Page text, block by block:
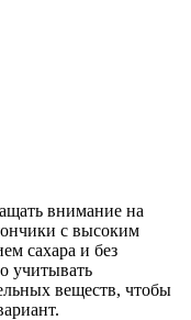
внимание на
с высоким
сахара и без
учитывать
веществ, чтобы